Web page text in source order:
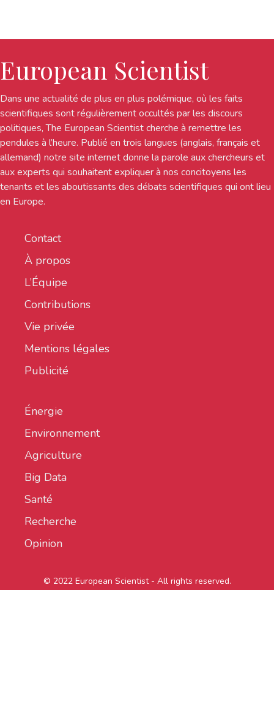
European Scientist
Dans une actualité de plus en plus polémique, où les faits
scientifiques sont régulièrement occultés par les discours
politiques, The European Scientist cherche à remettre les
pendules à l’heure. Publié en trois langues (anglais, français et
allemand) notre site internet donne la parole aux chercheurs et
aux experts qui souhaitent expliquer à nos concitoyens les
tenants et les aboutissants des débats scientifiques qui ont lieu
en Europe.
Contact
À propos
L’Équipe
Contributions
Vie privée
Mentions légales
Publicité
Énergie
Environnement
Agriculture
Big Data
Santé
Recherche
Opinion
© 2022 European Scientist - All rights reserved.